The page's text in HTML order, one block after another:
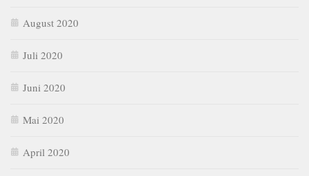
August 2020
Juli 2020
Juni 2020
Mai 2020
April 2020